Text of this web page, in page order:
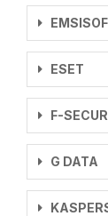
ESET
F-
G DATA